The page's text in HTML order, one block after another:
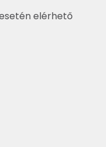
elérhető